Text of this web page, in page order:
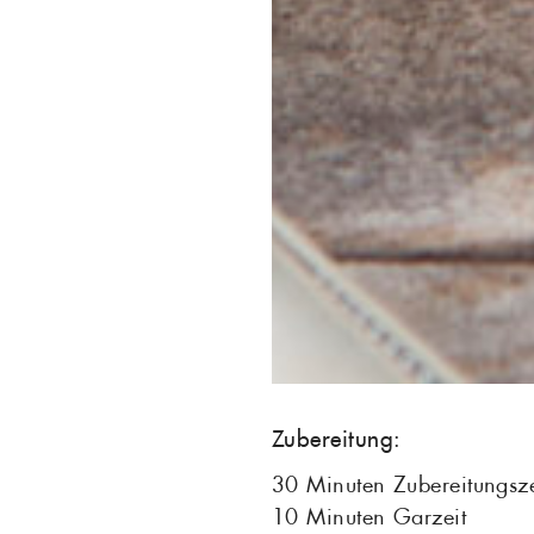
Zubereitung:
30 Minuten
10 Minuten Garzeit